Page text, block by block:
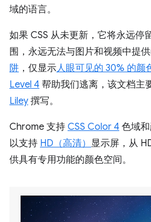
域的语言。
如果 CSS 从未更新，它将永远停
围，永远无法与图片和视频中提
阱 ，仅显示人眼可见的 30% 的颜
Level 4 帮助我们逃离，该文档主
Liley 撰写。
Chrome 支持 CSS Color 4 色域
以支持 HD（高清） 显示屏，从
供具有专用功能的颜色空间。